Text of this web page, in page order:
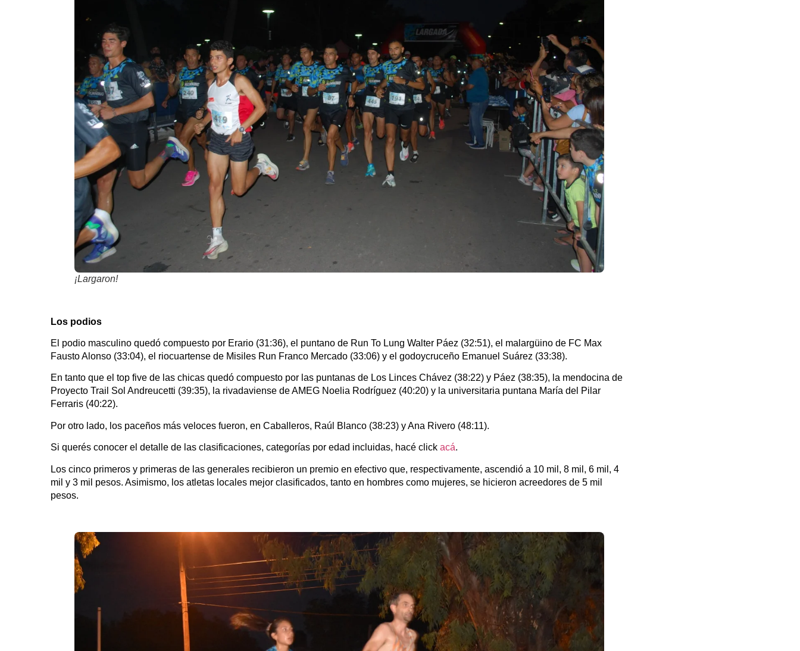
¡Largaron!
Los podios
El podio masculino quedó compuesto por Erario (31:36), el puntano de Run To Lung Walter Páez (32:51), el malargüino de FC Max
Fausto Alonso (33:04), el riocuartense de Misiles Run Franco Mercado (33:06) y el godoycruceño Emanuel Suárez (33:38).
En tanto que el top five de las chicas quedó compuesto por las puntanas de Los Linces Chávez (38:22) y Páez (38:35), la mendocina de
Proyecto Trail Sol Andreucetti (39:35), la rivadaviense de AMEG Noelia Rodríguez (40:20) y la universitaria puntana María del Pilar
Ferraris (40:22).
Por otro lado, los paceños más veloces fueron, en Caballeros, Raúl Blanco (38:23) y Ana Rivero (48:11).
Si querés conocer el detalle de las clasificaciones, categorías por edad incluidas, hacé click acá.
Los cinco primeros y primeras de las generales recibieron un premio en efectivo que, respectivamente, ascendió a 10 mil, 8 mil, 6 mil, 4
mil y 3 mil pesos. Asimismo, los atletas locales mejor clasificados, tanto en hombres como mujeres, se hicieron acreedores de 5 mil
pesos.